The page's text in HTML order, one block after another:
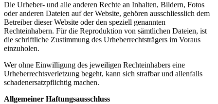
Die Urheber- und alle anderen Rechte an Inhalten, Bildern, Fotos
oder anderen Dateien auf der Website, gehören ausschliesslich dem
Betreiber dieser Website oder den speziell genannten
Rechteinhabern. Für die Reproduktion von sämtlichen Dateien, ist
die schriftliche Zustimmung des Urheberrechtsträgers im Voraus
einzuholen.
Wer ohne Einwilligung des jeweiligen Rechteinhabers eine
Urheberrechtsverletzung begeht, kann sich strafbar und allenfalls
schadenersatzpflichtig machen.
Allgemeiner Haftungsausschluss